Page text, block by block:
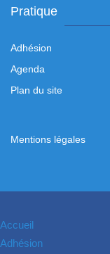
Pratique
Adhésion
Agenda
Plan du site
Mentions légales
Accueil
Adhésion